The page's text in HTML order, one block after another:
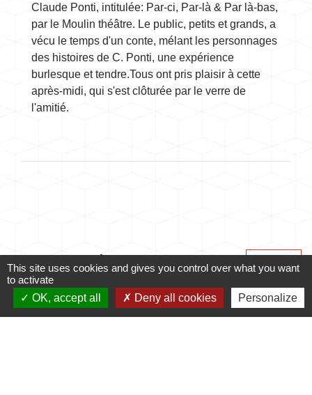
Claude Ponti, intitulée: Par-ci, Par-là & Par là-bas,
par le Moulin théâtre. Le public, petits et grands, a
vécu le temps d'un conte, mélant les personnages
des histoires de C. Ponti, une expérience
burlesque et tendre.Tous ont pris plaisir à cette
après-midi, qui s'est clôturée par le verre de
l'amitié.
Partenaires Voir tout
This site uses cookies and gives you control over what you want
to activate
OK, accept all
Deny all cookies Personalize